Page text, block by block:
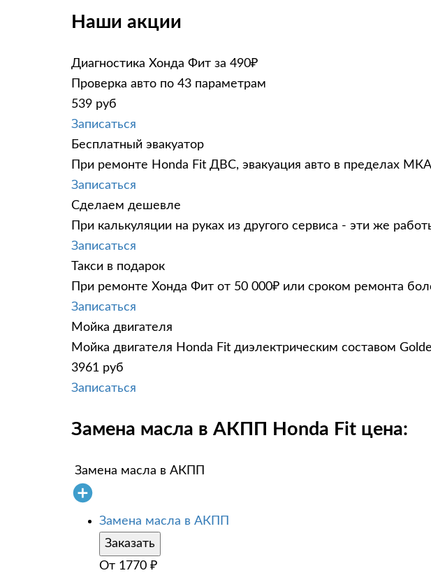
Наши акции
Диагностика Хонда Фит за 490₽
Проверка авто по 43 параметрам
539 руб
Записаться
Бесплатный эвакуатор
При ремонте Honda Fit ДВС, эвакуация авто в пределах
Записаться
Сделаем дешевле
При калькуляции на руках из другого сервиса - эти же
Записаться
Такси в подарок
При ремонте Хонда Фит от 50 000₽ или сроком ремонта
Записаться
Мойка двигателя
Мойка двигателя Honda Fit диэлектрическим составом
3961 руб
Записаться
Замена масла в АКПП Honda Fit цена:
Замена масла в АКПП
Замена масла в АКПП
Заказать
От 1770 ₽